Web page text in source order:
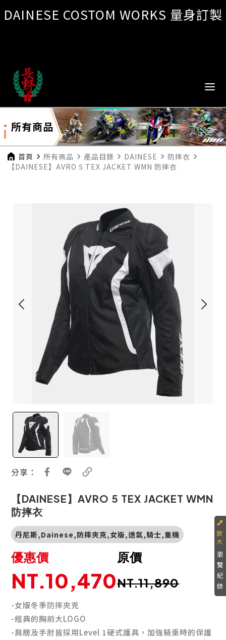
DAINESE COSTOM WORKS 量身訂製
所有商品
首頁 navigate_next 所有商品 navigate_next 產品目錄 navigate_next DAINESE navigate_next 防摔衣 navigate_next
【DAINESE】AVRO 5 TEX JACKET WMN 防摔衣
分享：
【DAINESE】AVRO 5 TEX JACKET WMN
防摔衣
丹尼斯,Dainese,防摔夾克,女版,透氣,騎士,重機
原價
NT.11,890
優惠價
NT.10,470
-女版冬季防摔夾克
-經典的胸前大LOGO
-肩膀及手肘皆採用Level 1硬式護具，加強騎乘時的保護
瀏
覽
紀
錄